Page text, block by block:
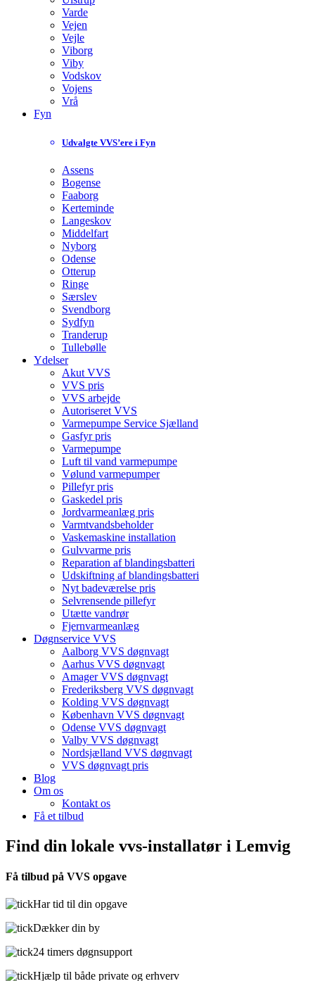
Varde
Vejen
Vejle
Viborg
Viby
Vodskov
Vojens
Vrå
Fyn
Udvalgte VVS’ere i Fyn
Assens
Bogense
Faaborg
Kerteminde
Langeskov
Middelfart
Nyborg
Odense
Otterup
Ringe
Særslev
Svendborg
Sydfyn
Tranderup
Tullebølle
Ydelser
Akut VVS
VVS pris
VVS arbejde
Autoriseret VVS
Varmepumpe Service Sjælland
Gasfyr pris
Varmepumpe
Luft til vand varmepumpe
Vølund varmepumper
Pillefyr pris
Gaskedel pris
Jordvarmeanlæg pris
Varmtvandsbeholder
Vaskemaskine installation
Gulvvarme pris
Reparation af blandingsbatteri
Udskiftning af blandingsbatteri
Nyt badeværelse pris
Selvrensende pillefyr
Utætte vandrør
Fjernvarmeanlæg
Døgnservice VVS
Aalborg VVS døgnvagt
Aarhus VVS døgnvagt
Amager VVS døgnvagt
Frederiksberg VVS døgnvagt
Kolding VVS døgnvagt
København VVS døgnvagt
Odense VVS døgnvagt
Valby VVS døgnvagt
Nordsjælland VVS døgnvagt
VVS døgnvagt pris
Blog
Om os
Kontakt os
Få et tilbud
Find din lokale vvs-installatør i Lemvig
Få tilbud på VVS opgave
Har tid til din opgave
Dækker din by
24 timers døgnsupport
Hjælp til både private og erhverv